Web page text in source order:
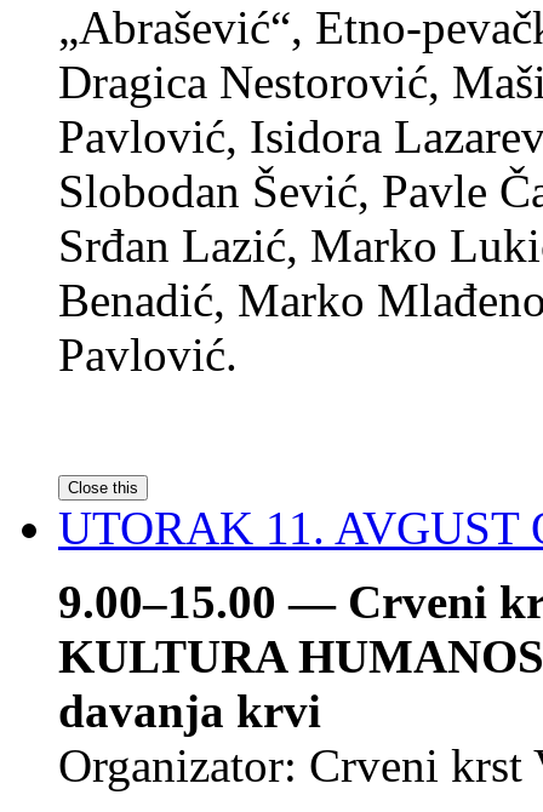
„Abrašević“, Etno-
Dragica Nestorović,
Pavlović, Isidora
Slobodan Šević, Pavle
Srđan Lazić, Marko
Benadić, Marko
Pavlović.
Close this
UTORAK 11. AVGUST
9.00–15.00 — Crveni
KULTURA
davanja krvi
Organizator: Crveni krst